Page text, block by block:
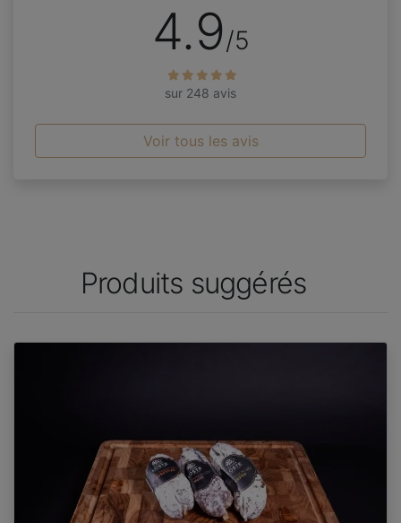
4.9/5
sur 248 avis
Voir tous les avis
Produits suggérés